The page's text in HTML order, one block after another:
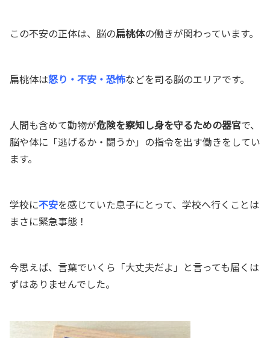
この不安の正体は、脳の扁桃体の働きが関わっています。
扁桃体は怒り・不安・恐怖などを司る脳のエリアです。
人間も含めて動物が危険を察知し身を守るための器官で、
脳や体に「逃げるか・闘うか」の指令を出す働きをしてい
ます。
学校に不安を感じていた息子にとって、学校へ行くことは
まさに緊急事態！
今思えば、言葉でいくら「大丈夫だよ」と言っても届くは
ずはありませんでした。